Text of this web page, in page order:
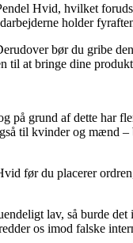
Hvid, hvilket
holder
bør du gribe
til at bringe dine
på grund af dette har
til kvinder og mænd –
før du placerer
lav, så burde
os imod falske